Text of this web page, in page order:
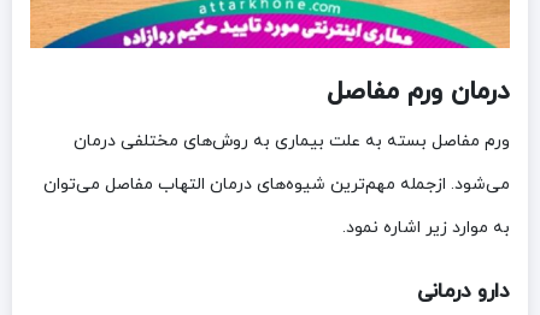
درمان ورم مفاصل
ورم مفاصل بسته به علت بیماری به روش‌های مختلفی درمان
می‌شود. ازجمله مهم‌ترین شیوه‌های درمان التهاب مفاصل می‌توان
به موارد زیر اشاره نمود.
دارو درمانی